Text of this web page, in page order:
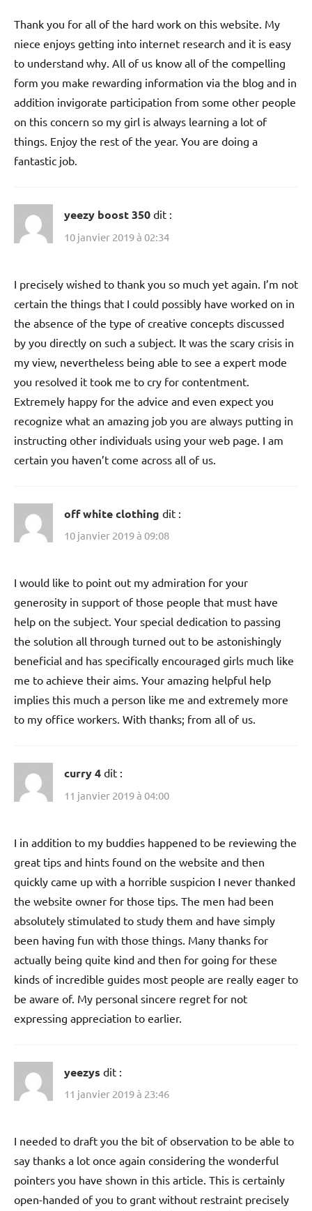
Thank you for all of the hard work on this website. My
niece enjoys getting into internet research and it is easy
to understand why. All of us know all of the compelling
form you make rewarding information via the blog and in
addition invigorate participation from some other people
on this concern so my girl is always learning a lot of
things. Enjoy the rest of the year. You are doing a
fantastic job.
yeezy boost 350 dit :
10 janvier 2019 à 02:34
I precisely wished to thank you so much yet again. I’m not
certain the things that I could possibly have worked on in
the absence of the type of creative concepts discussed
by you directly on such a subject. It was the scary crisis in
my view, nevertheless being able to see a expert mode
you resolved it took me to cry for contentment.
Extremely happy for the advice and even expect you
recognize what an amazing job you are always putting in
instructing other individuals using your web page. I am
certain you haven’t come across all of us.
off white clothing dit :
10 janvier 2019 à 09:08
I would like to point out my admiration for your
generosity in support of those people that must have
help on the subject. Your special dedication to passing
the solution all through turned out to be astonishingly
beneficial and has specifically encouraged girls much like
me to achieve their aims. Your amazing helpful help
implies this much a person like me and extremely more
to my office workers. With thanks; from all of us.
curry 4 dit :
11 janvier 2019 à 04:00
I in addition to my buddies happened to be reviewing the
great tips and hints found on the website and then
quickly came up with a horrible suspicion I never thanked
the website owner for those tips. The men had been
absolutely stimulated to study them and have simply
been having fun with those things. Many thanks for
actually being quite kind and then for going for these
kinds of incredible guides most people are really eager to
be aware of. My personal sincere regret for not
expressing appreciation to earlier.
yeezys dit :
11 janvier 2019 à 23:46
I needed to draft you the bit of observation to be able to
say thanks a lot once again considering the wonderful
pointers you have shown in this article. This is certainly
open-handed of you to grant without restraint precisely